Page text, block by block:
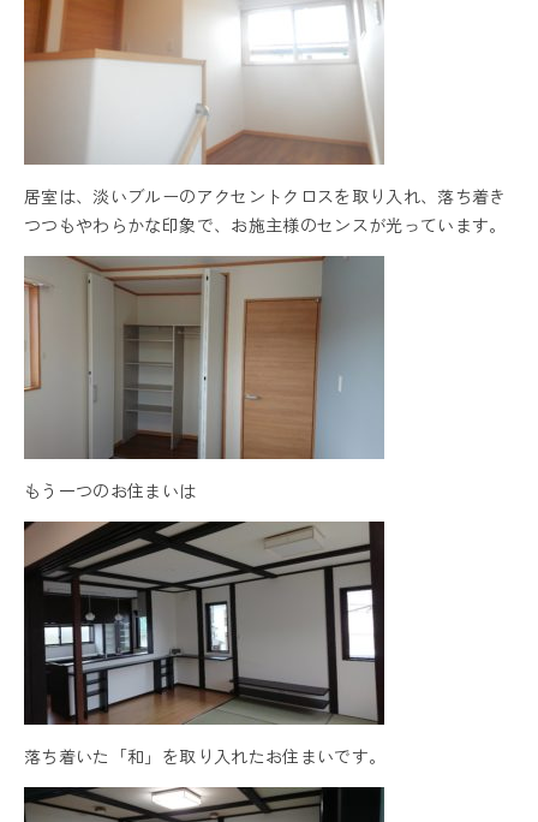
居室は、淡いブルーのアクセントクロスを取り入れ、落ち着き
つつもやわらかな印象で、お施主様のセンスが光っています。
もう一つのお住まいは
落ち着いた「和」を取り入れたお住まいです。